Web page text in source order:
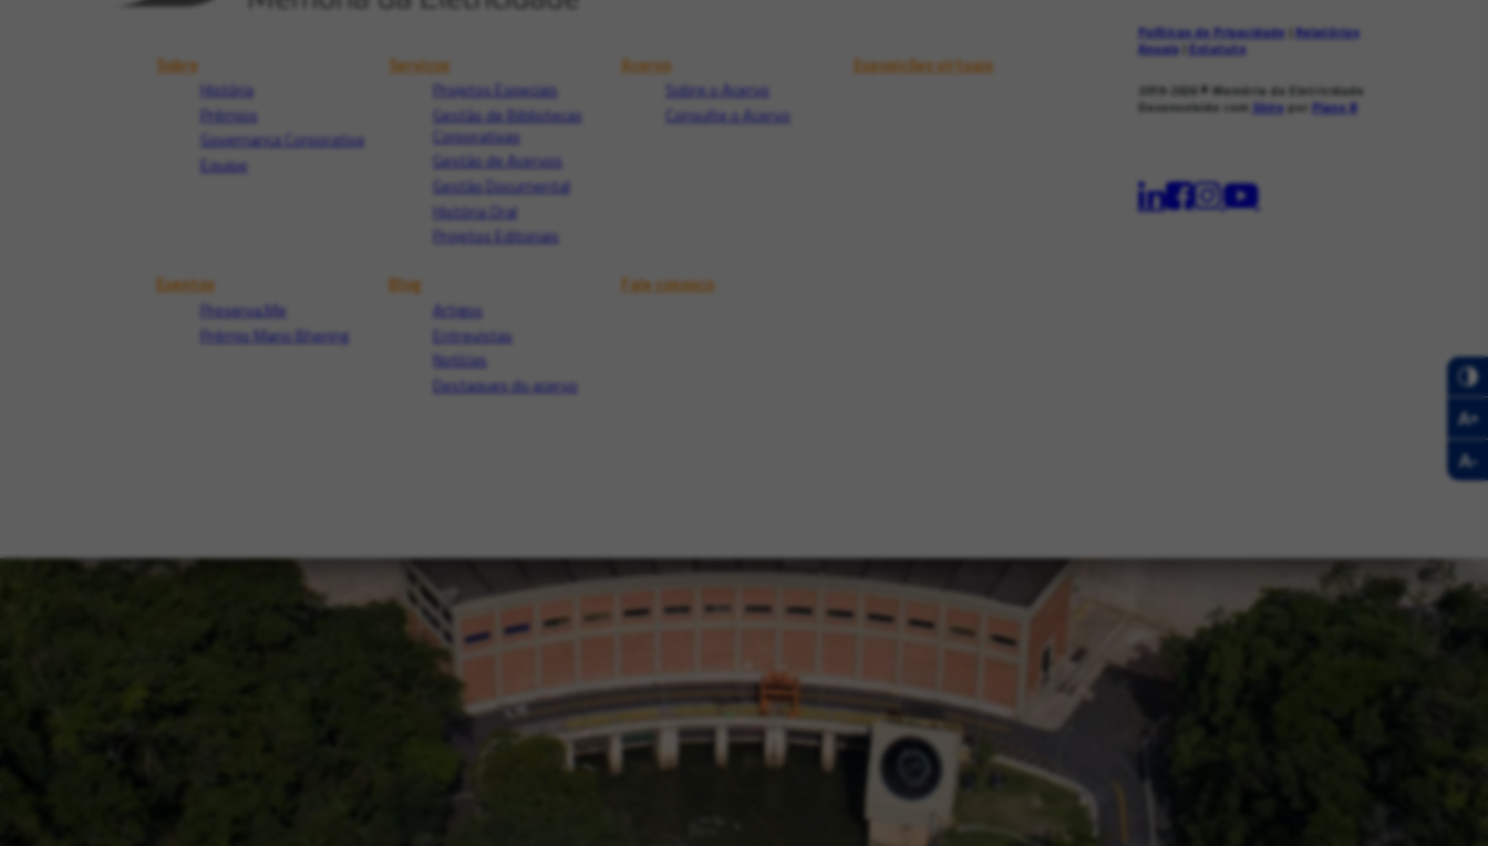
Sobre
História
Prêmios
Governança Corporativa
Equipe
Serviços
Projetos Especiais
Gestão de Bibliotecas
Corporativas
Gestão de Acervos
Gestão Documental
História Oral
Projetos Editoriais
Acervo
Sobre o Acervo
Consulte o Acervo
Exposições virtuais
Eventos
Preserva.Me
Prêmio Mario Bhering
Blog
Artigos
Entrevistas
Notícias
Destaques do acervo
Fale conosco
Políticas de Privacidade Relatórios
Anuais
Estatuto
2019-2026© Memória da Eletricidade
Desenvolvido com Shiro por Plano B